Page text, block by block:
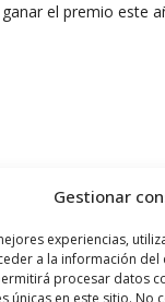
Gestionar
experiencias,
a la información
procesar datos
únicas en este sitio.
el premio este
ORIGINAL PREMIO